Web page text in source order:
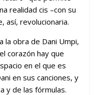
realidad cis –con su
así, revolucionaria.
la obra de Dani Umpi,
corazón hay que
en el que es
en sus canciones, y
y de las fórmulas.